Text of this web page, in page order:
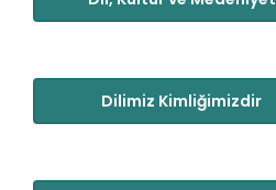
Dilimiz Kimliğimizdir